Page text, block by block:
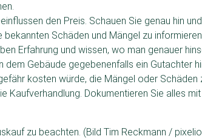
den Preis. Schauen Sie genau hin
Schäden und Mängel zu
Erfahrung und wissen, wo man genauer
dem Gebäude gegebenenfalls ein Gutachter
kosten würde, die Mängel oder Schäden
Kaufverhandlung. Dokumentieren Sie alles
zu beachten. (Bild Tim Reckmann /